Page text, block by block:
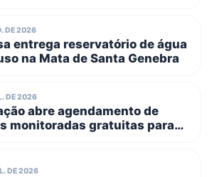
DE 2026
entrega reservatório de água
na Mata de Santa Genebra
DE 2026
abre agendamento de
monitoradas gratuitas para
DE 2026